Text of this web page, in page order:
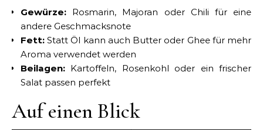
Gewürze: Rosmarin, Majoran oder Chili für eine
andere Geschmacksnote
Fett: Statt Öl kann auch Butter oder Ghee für mehr
Aroma verwendet werden
Beilagen: Kartoffeln, Rosenkohl oder ein frischer
Salat passen perfekt
Auf einen Blick